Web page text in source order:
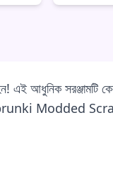
আধুনিক সরঞ্জামটি
Sprunki Modded